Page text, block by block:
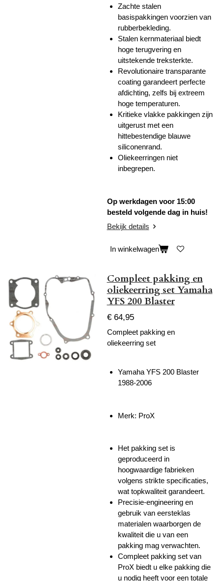
Zachte stalen
basispakkingen voorzien van
rubberbekleding.
Stalen kernmateriaal biedt
hoge terugvering en
uitstekende treksterkte.
Revolutionaire transparante
coating garandeert perfecte
afdichting, zelfs bij extreem
hoge temperaturen.
Kritieke vlakke pakkingen zijn
uitgerust met een
hittebestendige blauwe
siliconenrand.
Oliekeerringen niet
inbegrepen.
Op werkdagen voor 15:00
besteld volgende dag in huis!
Bekijk details
In winkelwagen
Compleet pakking en
oliekeerring set Yamaha
YFS 200 Blaster
€ 64,95
Compleet pakking en
oliekeerring set
Yamaha YFS 200 Blaster
1988-2006
Merk: ProX
Het pakking set is
geproduceerd in
hoogwaardige fabrieken
volgens strikte specificaties,
wat topkwaliteit garandeert.
Precisie-engineering en
gebruik van eersteklas
materialen waarborgen de
kwaliteit die u van een
pakking mag verwachten.
Compleet pakking set van
ProX biedt u elke pakking die
u nodig heeft voor een totale